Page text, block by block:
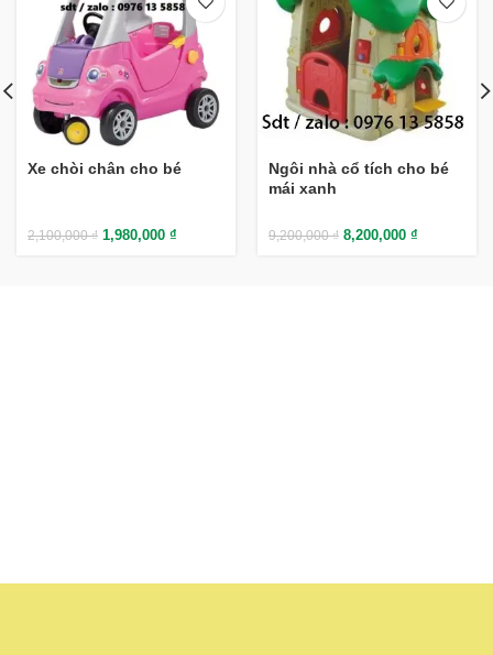
Xe chòi chân cho bé
2,100,000₫ 1,980,000 ₫
Ngôi nhà cổ tích cho bé
mái xanh
9,200,000₫ 8,200,000 ₫